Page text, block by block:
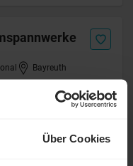
Über Cookies
Bayreuth
Netzbedarfe